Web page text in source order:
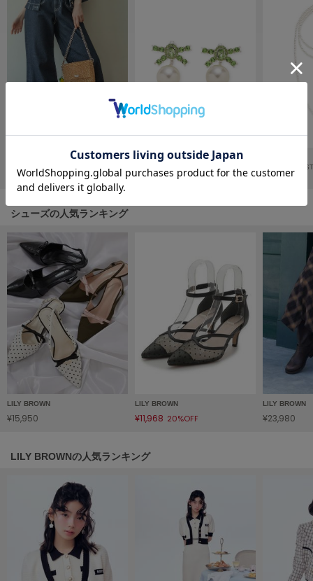
FURFUR
ファーファー
GELATO PIQUE CAT&DOG
gelato pique Sleep
ジェラート ピケ スリープ
GRAMICCI
Henon.
へノン
HUNTER
ハンター
HOKA ONEONE
ホカ オネオネ
KEEN
le coq sportif
ルコックスポルティフ
[L.B CANDY STOCK]フルーツビーズバッグ
SOLD OUT
¥2,970
¥3,465
シューズの人気ランキング
LILY BROWN
¥15,950
LILY BROWN
¥11,968 20%OFF
LILY BROWN
¥23,980
LILY BROWNの人気ランキング